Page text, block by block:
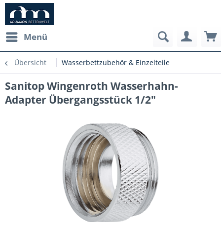
Menü
Übersicht Wasserbettzubehör & Einzelteile
Sanitop Wingenroth Wasserhahn-
Adapter Übergangsstück 1/2"